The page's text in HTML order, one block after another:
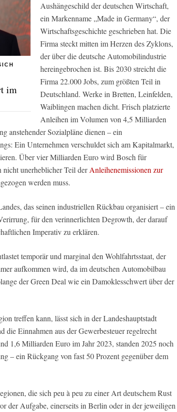
im
Aushängeschild der deutschen Wirtschaft,
ein Markenname „Made in Germany“, der
Wirtschaftsgeschichte geschrieben hat. Die
Firma steckt mitten im Herzen des Zyklons,
der über die deutsche Automobilindustrie
hereingebrochen ist. Bis 2030 streicht die
Firma 22.000 Jobs, zum größten Teil in
Deutschland. Werke in Bretten, Leinfelden,
Waiblingen machen dicht. Frisch platzierte
Anleihen im Volumen von 4,5 Milliarden
anstehender Sozialpläne dienen – ein
Ein Unternehmen verschuldet sich am Kapitalmarkt,
Über vier Milliarden Euro wird Bosch für
nicht unerheblicher Teil derAnleihenemissionen zur
werden muss.
das seinen industriellen Rückbau organisiert – ein
für den verinnerlichten Degrowth, der darauf
Imperativ zu erklären.
temporär und marginal den Wohlfahrtsstaat, der
aufkommen wird, da im deutschen Automobilbau
der Green Deal wie ein Damoklesschwert über der
treffen kann, lässt sich in der Landeshauptstadt
die Einnahmen aus der Gewerbesteuer regelrecht
1,6 Milliarden Euro im Jahr 2023, standen 2025 noch
– ein Rückgang von fast 50 Prozent gegenüber dem
die sich peu à peu zu einer Art deutschem Rust
der Aufgabe, einerseits in Berlin oder in der jeweiligen